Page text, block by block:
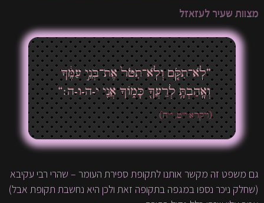
מצוות שעיר לעזאזל
”לֹֽא־תִקֹּ֤ם וְלֹֽא־תִטֹּר֙ אֶת־בְּנֵ֣י עַמֶּ֔ךָ
וְאָֽהַבְתָּ֥ לְרֵעֲךָ֖ כָּמ֑וֹךָ אֲנִ֖י י-ה-ו-ה׃“
(ויקרא י"ט, י"ח)
גם משפט זה מקשר אותנו לתקופת ספירת העומר – שהרי רבי עקיבא
(שחלק ניכר נספו במגפה בתקופה זאת ולכן היא נחשבת תקופת אבל)